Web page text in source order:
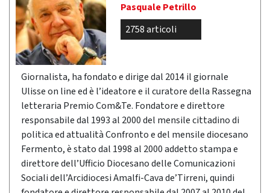
Pasquale Petrillo
2758 articoli
Giornalista, ha fondato e dirige dal 2014 il giornale
Ulisse on line ed è l’ideatore e il curatore della Rassegna
letteraria Premio Com&Te. Fondatore e direttore
responsabile dal 1993 al 2000 del mensile cittadino di
politica ed attualità Confronto e del mensile diocesano
Fermento, è stato dal 1998 al 2000 addetto stampa e
direttore dell’Ufficio Diocesano delle Comunicazioni
Sociali dell’Arcidiocesi Amalfi-Cava de’Tirreni, quindi